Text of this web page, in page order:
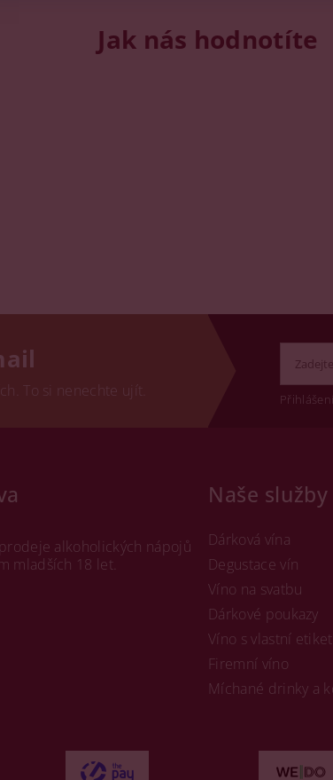
Jak nás hodnotíte
To si nenechte ujít.
alkoholických nápojů
mladších 18 let.
Naše služby
Dárková vína
Degustace vín
Víno na svatbu
Dárkové poukazy
Víno s vlastní
Firemní víno
Míchané drinky a